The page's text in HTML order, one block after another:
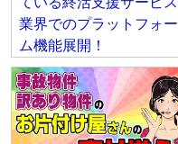
業界でのプラットフォー
ム機能展開！